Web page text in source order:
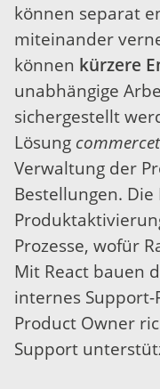
können separat
miteinander
können kürzere
unabhängige
sichergestellt
Lösung
Verwaltung der
Bestellungen.
Prozesse, wofür
Mit React bauen
internes
Product Owner
Support